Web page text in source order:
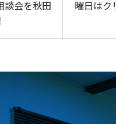
談会を秋田
曜日はク